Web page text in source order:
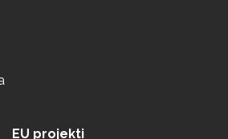
EU projekti